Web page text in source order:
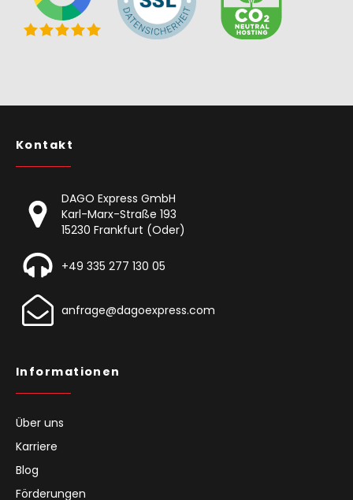
Kontakt
DAGO Express GmbH
Karl-Marx-Straße 193
15230 Frankfurt (Oder)
+49 335 277 130 05
anfrage@dagoexpress.com
Informationen
Über uns
Karriere
Blog
Förderungen